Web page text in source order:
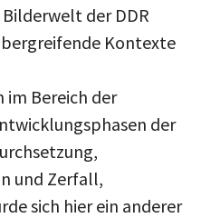
der DDR
Kontexte
im Bereich der
der
und Zerfall,
sich hier ein anderer